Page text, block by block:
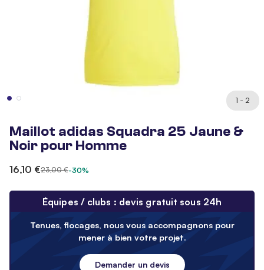
1 - 2
Maillot adidas Squadra 25 Jaune &
Noir pour Homme
16,10 €23,00 €-30%
Équipes / clubs : devis gratuit sous 24h
Tenues, flocages, nous vous accompagnons pour
mener à bien votre projet.
Demander un devis